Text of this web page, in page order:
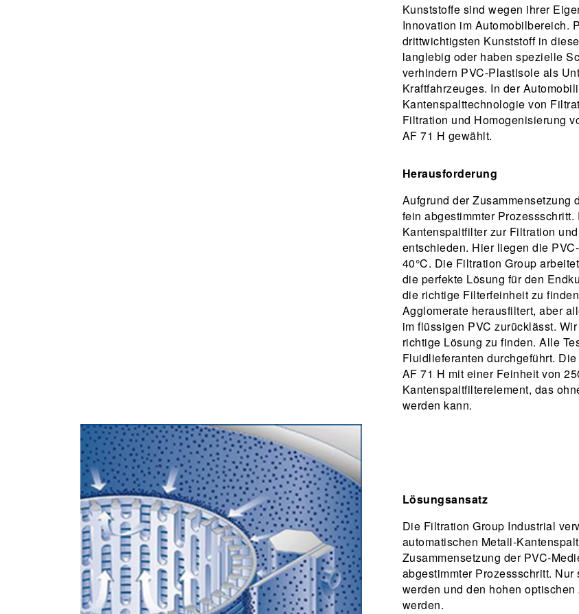
Kunststoffe sind wegen ihrer
Innovation im Automobilbereich.
drittwichtigsten Kunststoff in
langlebig oder haben spezielle
verhindern PVC-Plastisole als
Kraftfahrzeuges. In der
Kantenspalttechnologie von
Filtration und Homogenisierung
AF 71 H gewählt.
Herausforderung
Aufgrund der
fein abgestimmter
Kantenspaltfilter zur Filtration
entschieden. Hier liegen die
40°C. Die Filtration Group
die perfekte Lösung für den
die richtige Filterfeinheit zu
Agglomerate herausfiltert, aber
im flüssigen PVC zurücklässt.
richtige Lösung zu finden. Alle
Fluidlieferanten durchgeführt.
AF 71 H mit einer Feinheit von
Kantenspaltfilterelement, das
werden kann.
Lösungsansatz
Die Filtration Group Industrial
automatischen Metall-
Zusammensetzung der PVC-
abgestimmter Prozessschritt.
werden und den hohen
werden.